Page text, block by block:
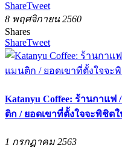
ShareTweet
8 พฤศจิกายน 2560
Shares
ShareTweet
Katanyu Coffee: ร้านกาแ
ติก / ยอดเขาที่ตั้งใจจะพิชิตใ
1 กรกฏาคม 2563